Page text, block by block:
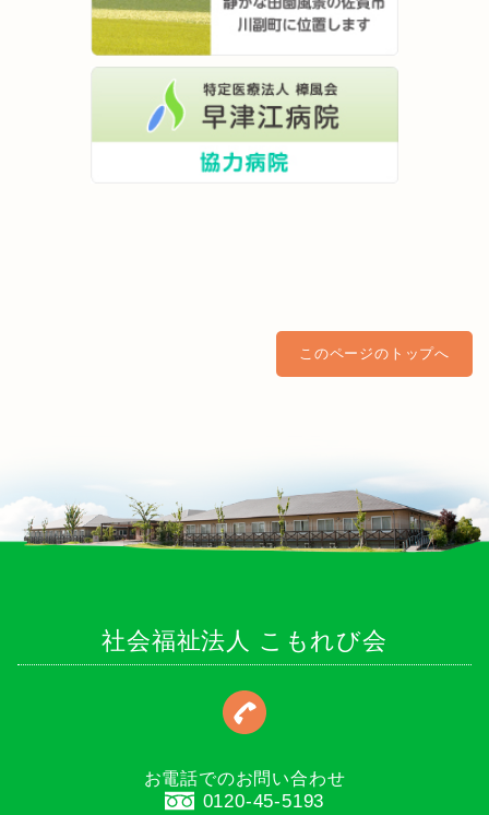
このページのトップへ
社会福祉法人 こもれび会
お電話でのお問い合わせ
0120-45-5193